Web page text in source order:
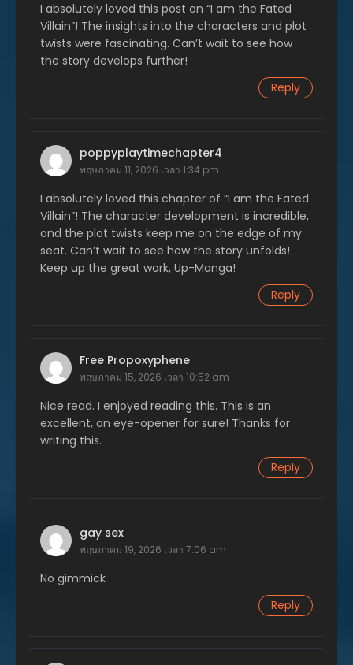
ตอนที่ 230
พฤษภาคม 28, 2025
ตอนที่ 228
ตอนที่ 227
ตอนที่ 226
พฤษภาคม 28, 2025
ตอนที่ 225
พฤษภาคม 28, 2025
ตอนที่ 223
พฤษภาคม 28, 2025
ตอนที่ 222
พฤษภาคม 28, 2025
ตอนที่ 219
ตอนที่ 217
I absolutely loved this post on “I am the Fated
Villain”! The insights into the characters and plot
twists were fascinating. Can’t wait to see how
the story develops further!
Reply
poppyplaytimechapter4
พฤษภาคม 11, 2026 เวลา 1:34 pm
I absolutely loved this chapter of “I am the Fated
Villain”! The character development is incredible,
and the plot twists keep me on the edge of my
seat. Can’t wait to see how the story unfolds!
Keep up the great work, Up-Manga!
Reply
Free Propoxyphene
พฤษภาคม 15, 2026 เวลา 10:52 am
Nice read. I enjoyed reading this. This is an
excellent, an eye-opener for sure! Thanks for
writing this.
Reply
gay sex
พฤษภาคม 19, 2026 เวลา 7:06 am
No gimmick
Reply